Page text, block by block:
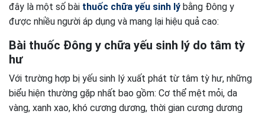
đây là một số bài thuốc chữa yếu sinh lý bằng Đông y
được nhiều người áp dụng và mang lại hiệu quả cao:
Bài thuốc Đông y chữa yếu sinh lý do tâm tỳ
hư
Với trường hợp bị yếu sinh lý xuất phát từ tâm tỳ hư, những
biểu hiện thường gặp nhất bao gồm: Cơ thể mệt mỏi, da
vàng, xanh xao, khó cương dương, thời gian cương dương